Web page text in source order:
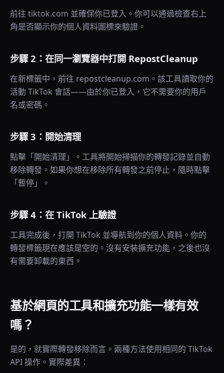
前往 tiktok.com 並確保你已登入。你可以通過檢查右上
角是否顯示你的個人資料圖標來驗證。
步驟 2：在同一瀏覽器中打開 RepostCleanup
在新標籤中，前往 repostcleanup.com。該工具讀取你的
活動 TikTok 會話——由於你已登入，它不需要你的用戶
名或密碼。
步驟 3：開始清理
點擊「開始清理」。工具將開始掃描你的轉發記錄並自動
移除轉發。如果你想在移除所有轉發之前停止，隨時點擊
「暫停」。
步驟 4：在 TikTok 上驗證
工具完成後，打開 TikTok 並導航到你的個人資料。你的
轉發標籤現在應該是空的。沒有安裝擴充功能，之後也沒
有需要卸載的東西。
基於網頁的工具和擴充功能一樣有效
嗎？
是的，就實際轉發移除而言。兩種方法使用相同的 TikTok
API 操作。實際差異：